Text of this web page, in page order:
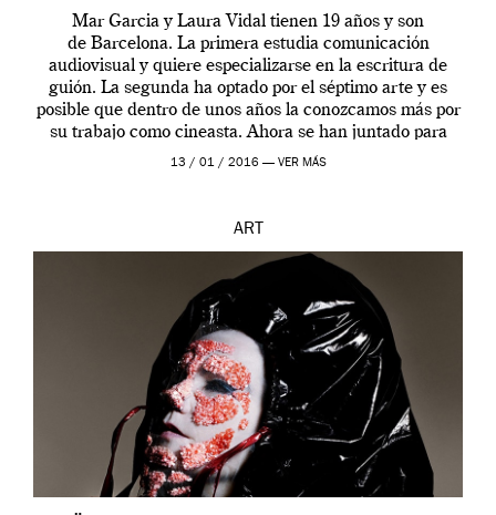
Mar Garcia y Laura Vidal tienen 19 años y son
de Barcelona. La primera estudia comunicación
audiovisual y quiere especializarse en la escritura de
guión. La segunda ha optado por el séptimo arte y es
posible que dentro de unos años la conozcamos más por
su trabajo como cineasta. Ahora se han juntado para
contarnos una […]
13 / 01 / 2016 — VER MÁS
ART